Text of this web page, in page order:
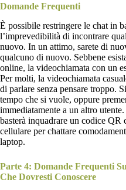
Domande Frequenti
È possibile restringere le chat in
l’imprevedibilità di incontrare
nuovo. In un attimo, sarete di
qualcuno di nuovo. Sebbene
online, la videochiamata con un
Per molti, la videochiamata
di parlare senza pensare troppo.
tempo che si vuole, oppure
immediatamente a un altro
basterà inquadrare un codice QR
cellulare per chattare
laptop.
Parte 4: Domande Frequenti
Che Dovresti Conoscere